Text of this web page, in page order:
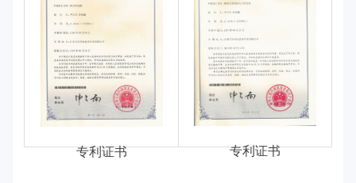
专利证书 专利证书